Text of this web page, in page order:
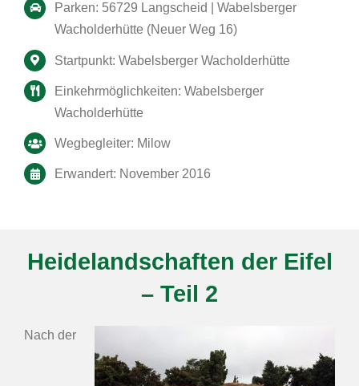
Parken: 56729 Langscheid | Wabelsberger
Wacholderhütte (Neuer Weg 16)
Startpunkt: Wabelsberger Wacholderhütte
Einkehrmöglichkeiten: Wabelsberger
Wacholderhütte
Wegbegleiter: Milow
Erwandert: November 2016
Heidelandschaften der Eifel
– Teil 2
Nach der